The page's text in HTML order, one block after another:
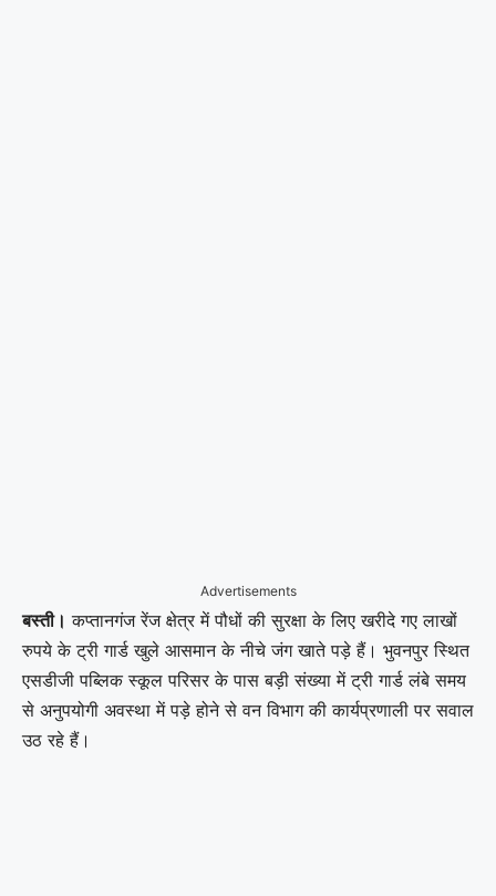
Advertisements
बस्ती। कप्तानगंज रेंज क्षेत्र में पौधों की सुरक्षा के लिए खरीदे गए लाखों
रुपये के ट्री गार्ड खुले आसमान के नीचे जंग खाते पड़े हैं। भुवनपुर स्थित
एसडीजी पब्लिक स्कूल परिसर के पास बड़ी संख्या में ट्री गार्ड लंबे समय
से अनुपयोगी अवस्था में पड़े होने से वन विभाग की कार्यप्रणाली पर सवाल
उठ रहे हैं।